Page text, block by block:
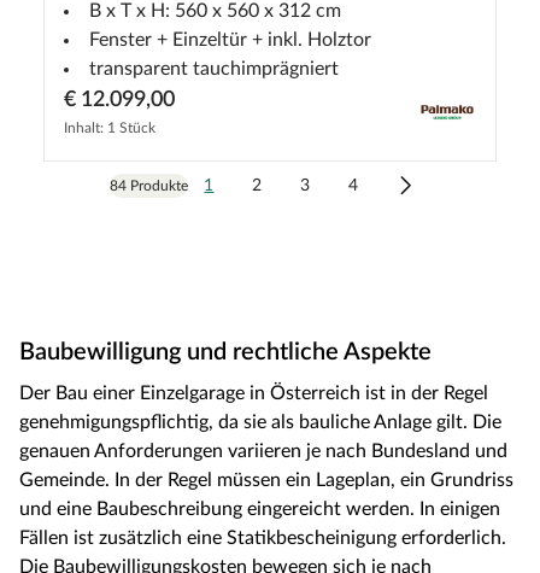
B x T x H: 560 x 560 x 312 cm
Fenster + Einzeltür + inkl. Holztor
transparent tauchimprägniert
€ 12.099,00
Inhalt: 1 Stück
84 Produkte 1 2 3 4
Baubewilligung und rechtliche Aspekte
Der Bau einer Einzelgarage in Österreich ist in der Regel
genehmigungspflichtig, da sie als bauliche Anlage gilt. Die
genauen Anforderungen variieren je nach Bundesland und
Gemeinde. In der Regel müssen ein Lageplan, ein Grundriss
und eine Baubeschreibung eingereicht werden. In einigen
Fällen ist zusätzlich eine Statikbescheinigung erforderlich.
Die Baubewilligungskosten bewegen sich je nach